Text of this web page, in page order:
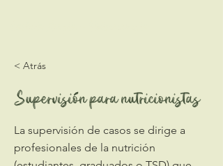
< Atrás
Supervisión para nutricionistas
La supervisión de casos se dirige a
profesionales de la nutrición